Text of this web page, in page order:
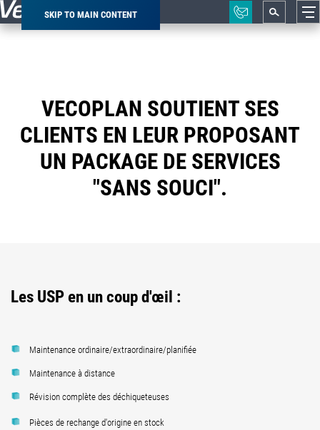
SKIP TO MAIN CONTENT
Breadcrumb
VECOPLAN SOUTIENT SES
CLIENTS EN LEUR PROPOSANT
UN PACKAGE DE SERVICES
"SANS SOUCI".
Les USP en un coup d'œil :
Maintenance ordinaire/extraordinaire/planifiée
Maintenance à distance
Révision complète des déchiqueteuses
Pièces de rechange d'origine en stock